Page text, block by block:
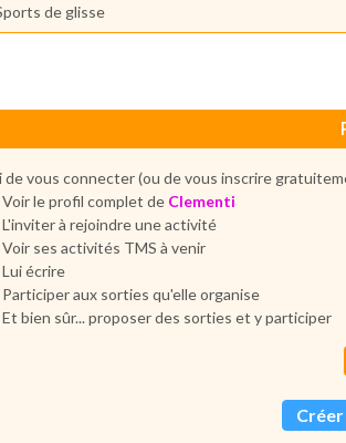
de glisse
de vous connecter (ou de vous inscrire
Voir le profil complet de Clementi
L'inviter à rejoindre une activité
Voir ses activités TMS à venir
Lui écrire
Participer aux sorties qu'elle organise
Et bien sûr... proposer des sorties et y participer